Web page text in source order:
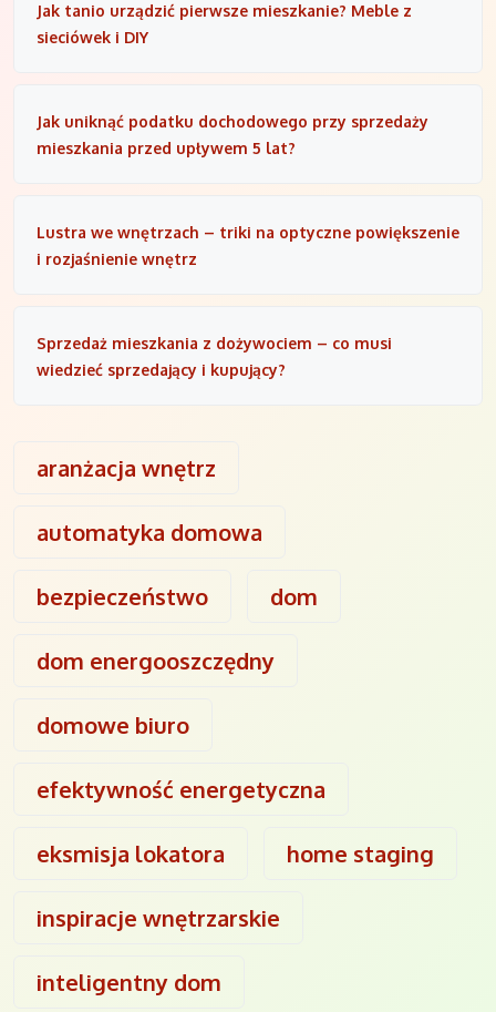
Jak tanio urządzić pierwsze mieszkanie? Meble z
sieciówek i DIY
Jak uniknąć podatku dochodowego przy sprzedaży
mieszkania przed upływem 5 lat?
Lustra we wnętrzach – triki na optyczne powiększenie
i rozjaśnienie wnętrz
Sprzedaż mieszkania z dożywociem – co musi
wiedzieć sprzedający i kupujący?
aranżacja wnętrz
automatyka domowa
bezpieczeństwo dom
dom energooszczędny
domowe biuro
efektywność energetyczna
eksmisja lokatora home staging
inspiracje wnętrzarskie
inteligentny dom